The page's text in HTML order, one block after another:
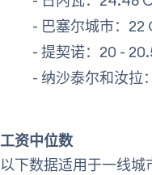
- 巴塞尔城市：22
- 提契诺：20 -
- 纳沙泰尔和汝拉
工资中位数
以下数据适用于一线城